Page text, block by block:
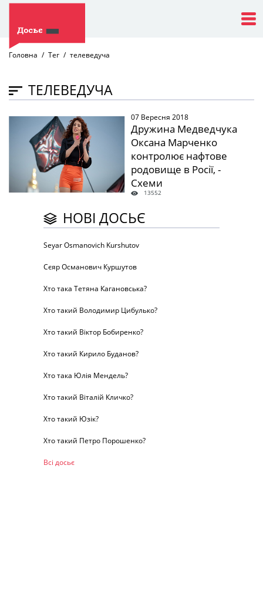
Головна Тег телеведуча
ТЕЛЕВЕДУЧА
07 Вересня 2018
Дружина Медведчука
Оксана Марченко
контролює нафтове
родовище в Росії, -
Схеми
13552
НОВІ ДОСЬЄ
Seyar Osmanovich Kurshutov
Сєяр Османович Куршутов
Хто така Тетяна Кагановська?
Хто такий Володимир Цибулько?
Хто такий Віктор Бобиренко?
Хто такий Кирило Буданов?
Хто така Юлія Мендель?
Хто такий Віталій Кличко?
Хто такий Юзік?
Хто такий Петро Порошенко?
Всі досьє